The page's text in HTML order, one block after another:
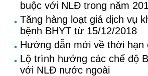
buộc với NLĐ trong năm
Tăng hàng loạt giá dịch vụ
bệnh BHYT từ 15/12/2018
Hướng dẫn mới về thời hạn
Lộ trình hưởng các chế độ
với NLĐ nước ngoài